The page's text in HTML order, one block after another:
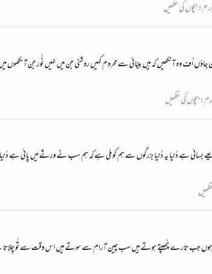
بچوں کی نظمیں
اُف وہ آنکھیں کہ ہیں بینائی سے محروم کہیں روشنی جن میں نہیں نُور جن
بچوں کی نظمیں
ہے دُنیا یہ دُنیا بزرگوں سے ہم کو ملی ہے کہ ہم سب نے ورثے میں پائی ہے
جب تارے چُھپتے ہوتے ہیں سب چین آرام سے سوتے ہیں اس وقت سے تُو چِلاتا ہے